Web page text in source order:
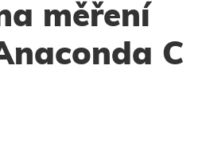
měření
C